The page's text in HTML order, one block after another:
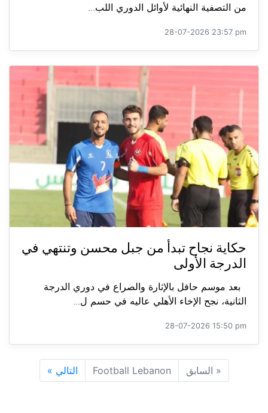
من التصفية النهائية لأوائل الدوري اللب...
28-07-2026 23:57 pm
حكاية نجاح تبدأ من جبل محسن وتنتهي في
الدرجة الأولى
بعد موسم حافل بالإثارة والصراع في دوري الدرجة
الثانية، نجح الإخاء الأهلي عاليه في حسم ل...
28-07-2026 15:50 pm
« السابق Football Lebanon التالي »